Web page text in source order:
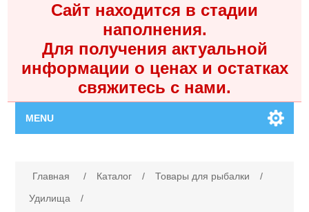
Сайт находится в стадии
наполнения.
Для получения актуальной
информации о ценах и остатках
свяжитесь с нами.
MENU
Каталог
Главная / Каталог / Товары для рыбалки
/
Удилища
/